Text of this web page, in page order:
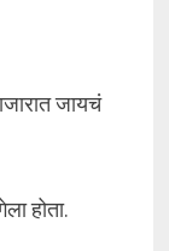
जायचं
होता.